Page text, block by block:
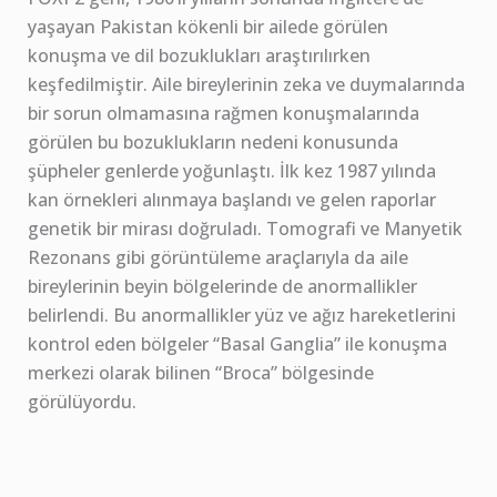
yaşayan Pakistan kökenli bir ailede görülen
konuşma ve dil bozuklukları araştırılırken
keşfedilmiştir. Aile bireylerinin zeka ve duymalarında
bir sorun olmamasına rağmen konuşmalarında
görülen bu bozuklukların nedeni konusunda
şüpheler genlerde yoğunlaştı. İlk kez 1987 yılında
kan örnekleri alınmaya başlandı ve gelen raporlar
genetik bir mirası doğruladı. Tomografi ve Manyetik
Rezonans gibi görüntüleme araçlarıyla da aile
bireylerinin beyin bölgelerinde de anormallikler
belirlendi. Bu anormallikler yüz ve ağız hareketlerini
kontrol eden bölgeler “Basal Ganglia” ile konuşma
merkezi olarak bilinen “Broca” bölgesinde
görülüyordu.